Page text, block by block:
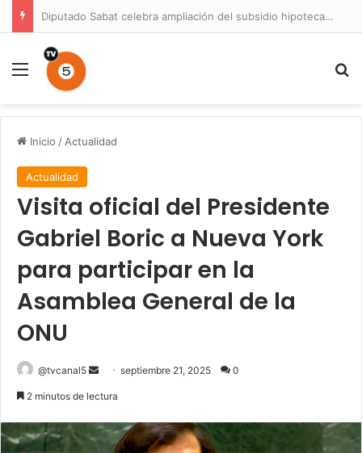
Diputado Sabat celebra ampliación del subsidio hipotecario con viviendas de hasta 6.000 UF
Menú
Inicio / Actualidad
Actualidad
Visita oficial del Presidente
Gabriel Boric a Nueva York
para participar en la
Asamblea General de la
ONU
@tvcanal5
Sendseptiembre 21, 2025 0
2 minutos de lectura